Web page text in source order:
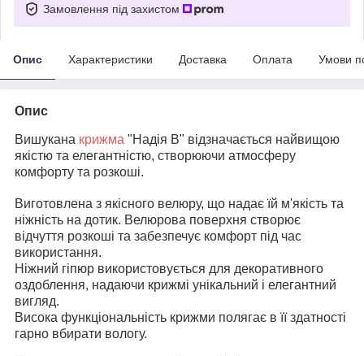
Замовлення під захистом
Опис Характеристики Доставка Оплата Умови
Опис
Вишукана крижма "Надія В" відзначається найвищою
якістю та елегантністю, створюючи атмосферу
комфорту та розкоші.
Виготовлена з якісного велюру, що надає їй м'якість та
ніжність на дотик. Велюрова поверхня створює
відчуття розкоші та забезпечує комфорт під час
використання.
Ніжний гіпюр використовується для декоративного
оздоблення, надаючи крижмі унікальний і елегантний
вигляд.
Висока функціональність крижми полягає в її здатності
гарно вбирати вологу.